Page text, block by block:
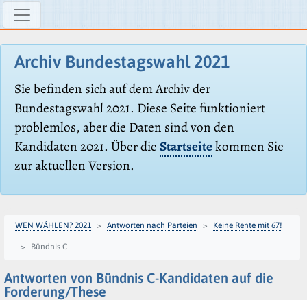
Archiv Bundestagswahl 2021
Sie befinden sich auf dem Archiv der
Bundestagswahl 2021. Diese Seite funktioniert
problemlos, aber die Daten sind von den
Kandidaten 2021. Über dieStartseitekommen Sie
zur aktuellen Version.
WEN WÄHLEN? 2021 Antworten nach Parteien Keine Rente mit 67!
Bündnis C
Antworten von Bündnis C-Kandidaten auf die
Forderung/These